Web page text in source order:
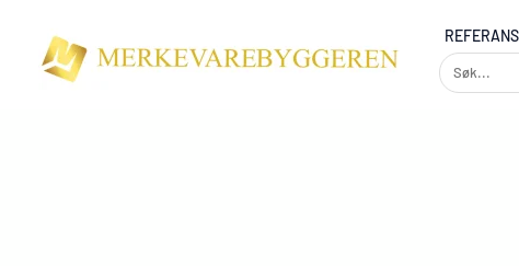
content